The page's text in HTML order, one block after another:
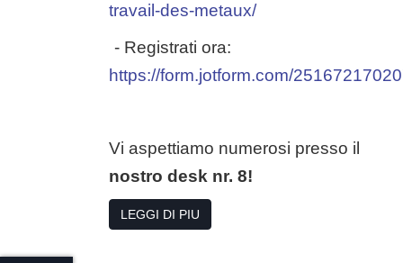
travail-des-metaux/
- Registrati ora:
https://form.jotform.com/
Vi aspettiamo numerosi presso il
nostro desk nr. 8!
LEGGI DI PIU